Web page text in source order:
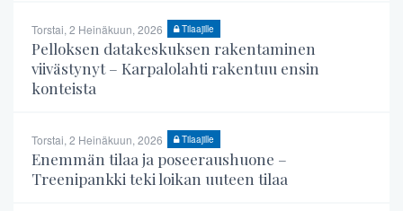
Torstai, 2 Heinäkuun, 2026 Tilaajille
Pelloksen datakeskuksen rakentaminen
viivästynyt – Karpalolahti rakentuu ensin
konteista
Torstai, 2 Heinäkuun, 2026 Tilaajille
Enemmän tilaa ja poseeraushuone –
Treenipankki teki loikan uuteen tilaa